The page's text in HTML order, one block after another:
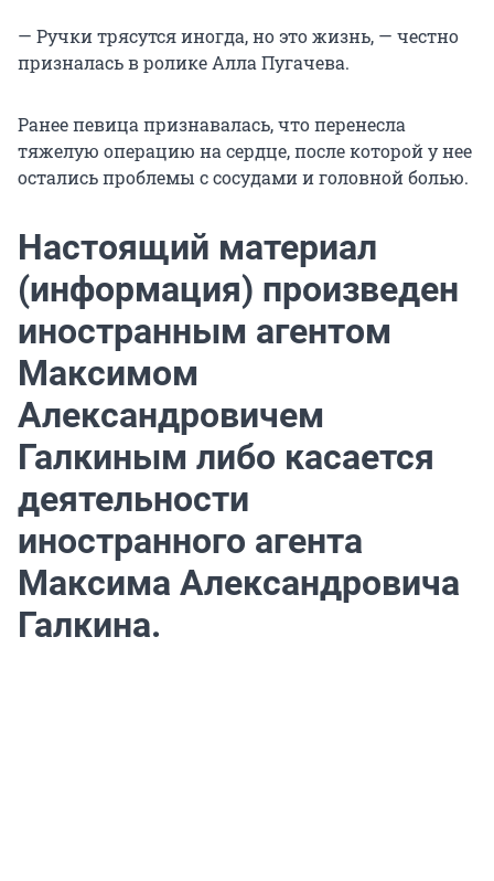
— Ручки трясутся иногда, но это жизнь, — честно
призналась в ролике Алла Пугачева.
Ранее певица признавалась, что перенесла
тяжелую операцию на сердце, после которой у нее
остались проблемы с сосудами и головной болью.
Настоящий материал
(информация) произведен
иностранным агентом
Максимом
Александровичем
Галкиным либо касается
деятельности
иностранного агента
Максима Александровича
Галкина.